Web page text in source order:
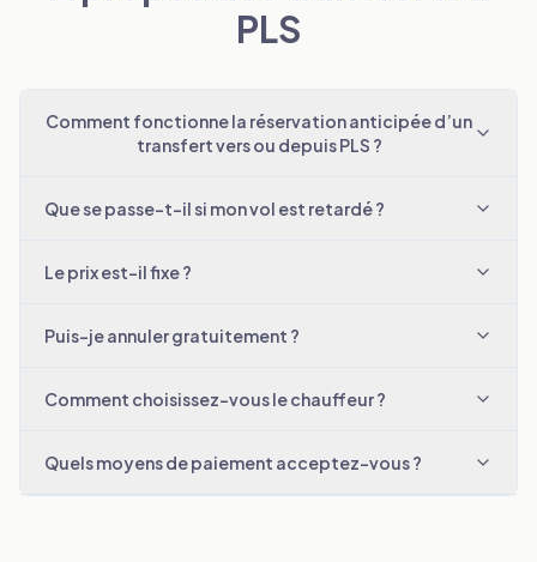
PLS
Comment fonctionne la réservation anticipée d’un
transfert vers ou depuis PLS ?
Que se passe-t-il si mon vol est retardé ?
Le prix est-il fixe ?
Puis-je annuler gratuitement ?
Comment choisissez-vous le chauffeur ?
Quels moyens de paiement acceptez-vous ?